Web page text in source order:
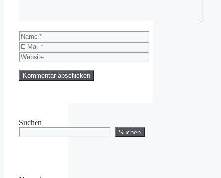
Name
E-
Mail
Website
Suchen
Suchen